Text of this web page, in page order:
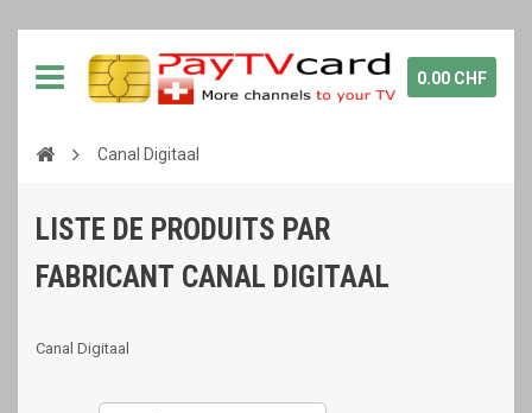
0.00 CHF
Canal Digitaal
LISTE DE PRODUITS PAR
FABRICANT CANAL DIGITAAL
Canal Digitaal